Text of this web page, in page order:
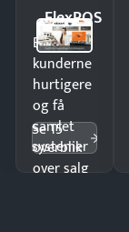
FlexPOS
Ekspedér
kunderne
hurtigere
og få
samlet
overblik
over salg
Se 15
systemer